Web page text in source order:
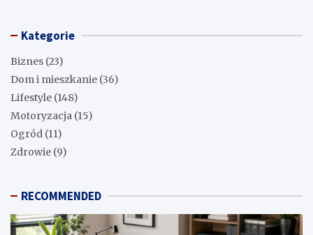
Kategorie
Biznes (23)
Dom i mieszkanie (36)
Lifestyle (148)
Motoryzacja (15)
Ogród (11)
Zdrowie (9)
RECOMMENDED